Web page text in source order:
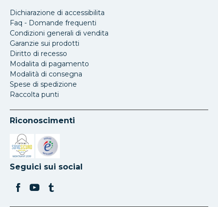
Dichiarazione di accessibilita
Faq - Domande frequenti
Condizioni generali di vendita
Garanzie sui prodotti
Diritto di recesso
Modalita di pagamento
Modalità di consegna
Spese di spedizione
Raccolta punti
Riconoscimenti
Si apre in una nuova scheda
Si apre in una nuova scheda
Seguici sui social